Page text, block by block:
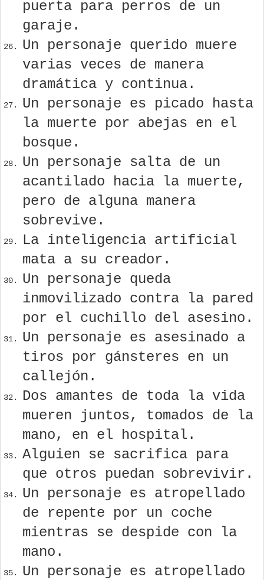
puerta para perros de un
garaje.
Un personaje querido muere
varias veces de manera
dramática y continua.
Un personaje es picado hasta
la muerte por abejas en el
bosque.
Un personaje salta de un
acantilado hacia la muerte,
pero de alguna manera
sobrevive.
La inteligencia artificial
mata a su creador.
Un personaje queda
inmovilizado contra la pared
por el cuchillo del asesino.
Un personaje es asesinado a
tiros por gánsteres en un
callejón.
Dos amantes de toda la vida
mueren juntos, tomados de la
mano, en el hospital.
Alguien se sacrifica para
que otros puedan sobrevivir.
Un personaje es atropellado
de repente por un coche
mientras se despide con la
mano.
Un personaje es atropellado